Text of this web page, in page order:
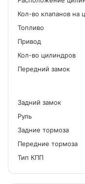
Кол-во клапанов на
Топливо
Привод
Кол-во цилиндров
Передний замок
Задний замок
Руль
Задние тормоза
Передние тормоза
Тип КПП